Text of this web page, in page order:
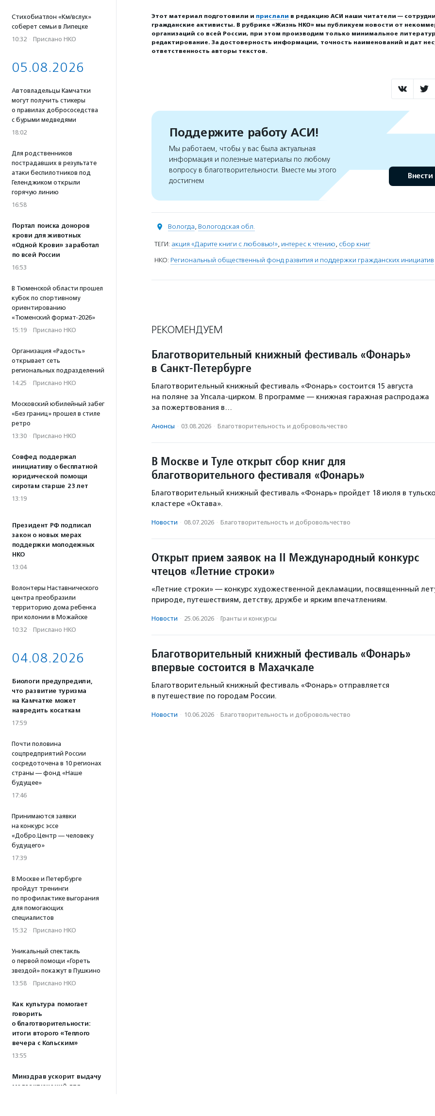
Стихобиатлон «Км/вслух»
соберет семьи в Липецке
10:32 · Прислано НКО
05.08.2026
Автовладельцы Камчатки
могут получить стикеры
о правилах добрососедства
с бурыми медведями
18:02
Для родственников
пострадавших в результате
атаки беспилотников под
Геленджиком открыли
горячую линию
16:58
Портал поиска доноров
крови для животных
«Одной Крови» заработал
по всей России
16:53
В Тюменской области прошел
кубок по спортивному
ориентированию
«Тюменский формат-2026»
15:19 · Прислано НКО
Организация «Радость»
открывает сеть
региональных подразделений
14:25 · Прислано НКО
Московский юбилейный забег
«Без границ» прошел в стиле
ретро
13:30 · Прислано НКО
Совфед поддержал
инициативу о бесплатной
юридической помощи
сиротам старше 23 лет
13:19
Президент РФ подписал
закон о новых мерах
поддержки молодежных
НКО
13:04
Волонтеры Наставнического
центра преобразили
территорию дома ребенка
при колонии в Можайске
10:32 · Прислано НКО
04.08.2026
Биологи предупредили,
что развитие туризма
на Камчатке может
навредить косаткам
17:59
Почти половина
соцпредприятий России
сосредоточена в 10 регионах
страны — фонд «Наше
будущее»
17:46
Принимаются заявки
на конкурс эссе
«Добро.Центр — человеку
будущего»
17:39
В Москве и Петербурге
пройдут тренинги
по профилактике выгорания
для помогающих
специалистов
15:32 · Прислано НКО
Уникальный спектакль
о первой помощи «Гореть
звездой» покажут в Пушкино
13:58 · Прислано НКО
Как культура помогает
говорить
о благотворительности:
итоги второго «Теплого
вечера с Кольским»
13:55
Минздрав ускорит выдачу
медзаключений для
Этот материал подготовили и прислали в редакцию АСИ наши читатели —
гражданские активисты. В рубрике «Жизнь НКО» мы публикуем новости от
организаций со всей России, при этом производим только минимальное
редактирование. За достоверность информации, точность наименований и дат
ответственность авторы текстов.
Поддержите работу АСИ!
Мы работаем, чтобы у вас была актуальная
информация и полезные материалы по любому
вопросу в благотворительности. Вместе мы этого
достигнем
Внести
Вологда, Вологодская обл.
ТЕГИ: акция «Дарите книги с любовью!», интерес к чтению, сбор книг
НКО: Региональный общественный фонд развития и поддержки гражданских инициатив
РЕКОМЕНДУЕМ
Благотворительный книжный фестиваль «Фонарь»
в Санкт-Петербурге
Благотворительный книжный фестиваль «Фонарь» состоится 15 августа
на поляне за Упсала-цирком. В программе — книжная гаражная распродажа
за пожертвования в…
Анонсы · 03.08.2026 · Благотвори­тель­ность и доброволь­чест­во
В Москве и Туле открыт сбор книг для
благотворительного фестиваля «Фонарь»
Благотворительный книжный фестиваль «Фонарь» пройдет 18 июля в
кластере «Октава».
Новости · 08.07.2026 · Благотвори­тель­ность и доброволь­чест­во
Открыт прием заявок на II Международный конкурс
чтецов «Летние строки»
«Летние строки» — конкурс художественной декламации, посвященнный
природе, путешествиям, детству, дружбе и ярким впечатлениям.
Новости · 25.06.2026 · Гранты и конкурсы
Благотворительный книжный фестиваль «Фонарь»
впервые состоится в Махачкале
Благотворительный книжный фестиваль «Фонарь» отправляется
в путешествие по городам России.
Новости · 10.06.2026 · Благотвори­тель­ность и доброволь­чест­во